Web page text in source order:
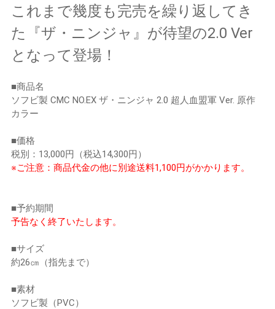
これまで幾度も完売を繰り返してき
た『ザ・ニンジャ』が待望の2.0 Ver
となって登場！
■商品名
ソフビ製 CMC NO.EX ザ・ニンジャ 2.0 超人血盟軍 Ver. 原作
カラー
■価格
税別：13,000円（税込14,300円）
※ご注意：商品代金の他に別途送料1,100円がかかります。
■予約期間
予告なく終了いたします。
■サイズ
約26㎝（指先まで）
■素材
ソフビ製（PVC）